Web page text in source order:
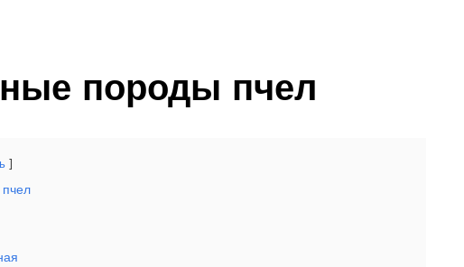
породы пчел